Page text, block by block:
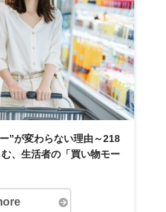
”が変わらない理由～218
、生活者の「買い物モー